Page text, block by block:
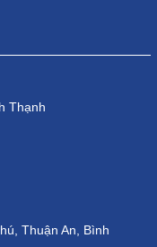
Thạnh
Thuận An, Bình